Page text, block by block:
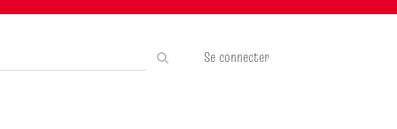
Se connecter